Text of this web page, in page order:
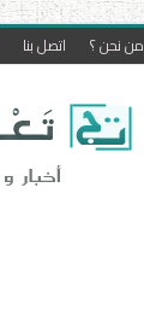
من نحن ؟ اتصل بنا